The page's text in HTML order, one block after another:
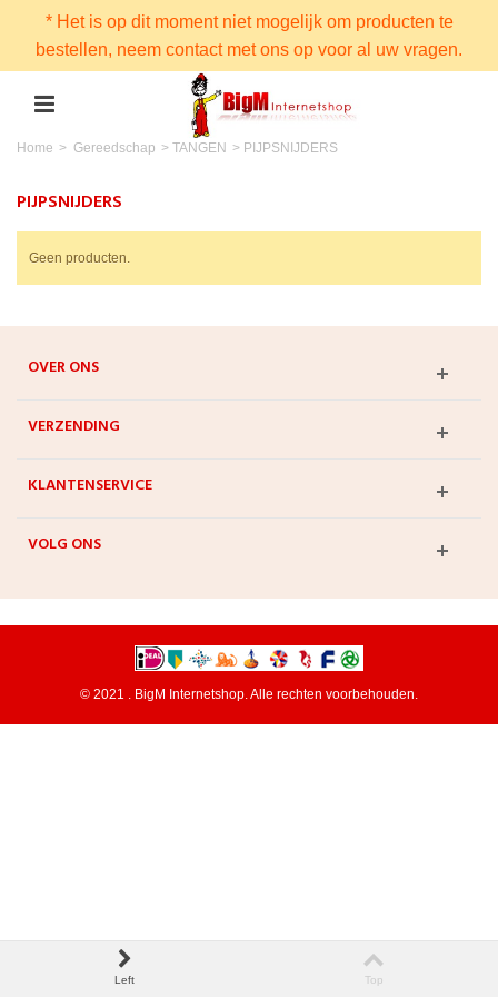
* Het is op dit moment niet mogelijk om producten te
bestellen, neem contact met ons op voor al uw vragen.
Home > Gereedschap > TANGEN > PIJPSNIJDERS
PIJPSNIJDERS
Geen producten.
OVER ONS
VERZENDING
KLANTENSERVICE
VOLG ONS
© 2021 . BigM Internetshop. Alle rechten voorbehouden.
Left Top